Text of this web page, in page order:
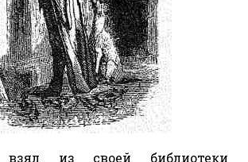
из своей библиотеки